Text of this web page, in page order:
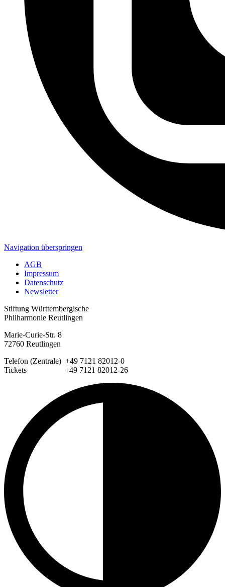
Navigation überspringen
AGB
Impressum
Datenschutz
Newsletter
Stiftung Württembergische
Philharmonie Reutlingen
Marie-Curie-Str. 8
72760 Reutlingen
Telefon (Zentrale) +49 7121 82012-0
Tickets +49 7121 82012-26